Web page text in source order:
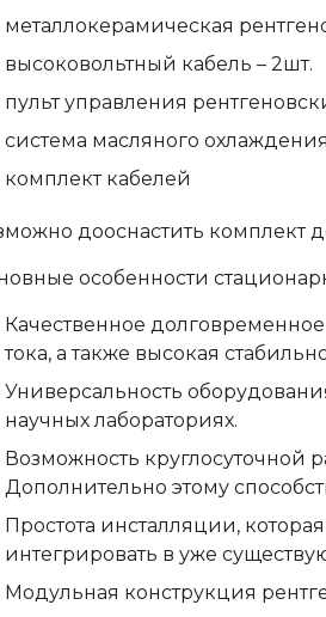
металлокерамическая
высоковольтный кабель – 2шт.
пульт управления
система масляного
комплект кабелей
дооснастить комплект
особенности
Качественное
тока, а также высокая
Универсальность
научных лабораториях.
Возможность круглосуточной
Дополнительно этому
Простота инсталляции,
интегрировать в уже
Модульная конструкция